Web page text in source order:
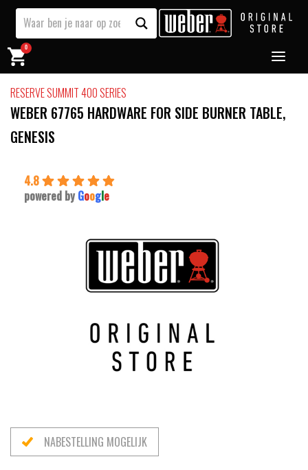
0
RESERVE SUMMIT 400 SERIES
WEBER 67765 HARDWARE FOR SIDE BURNER TABLE,
GENESIS
4.8
powered by Google
NABESTELLING MOGELIJK